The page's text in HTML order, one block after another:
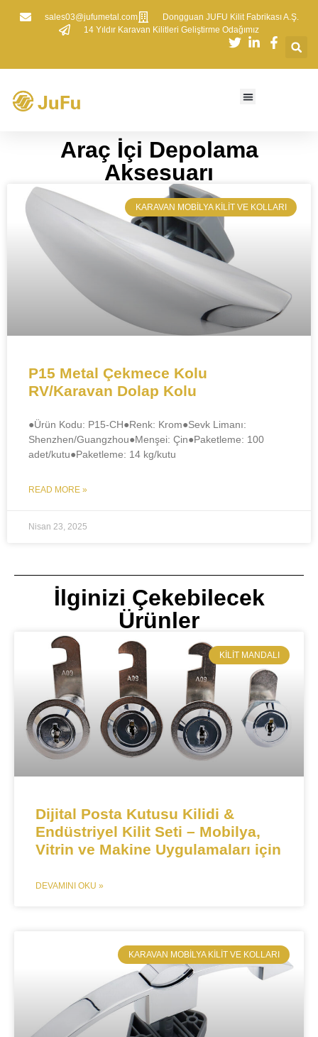
sales03@jufumetal.com
​Dongguan JUFU Kilit Fabrikası A.Ş.
​14 Yıldır Karavan Kilitleri Geliştirme Odağımız
Araç İçi Depolama
Aksesuarı​​
​KARAVAN MOBILYA KILIT VE KOLLARI
P15 Metal Çekmece Kolu
RV/Karavan Dolap Kolu
●Ürün Kodu: P15-CH●​​Renk: Krom●Sevk Limanı:
Shenzhen/Guangzhou●​Menşei: Çin●Paketleme: 100
adet/kutu●Paketleme: 14 kg/kutu
READ MORE »
Nisan 23, 2025
İlginizi Çekebilecek
Ürünler
KILIT MANDALI​
​​Dijital Posta Kutusu Kilidi &
Endüstriyel Kilit Seti – Mobilya,
Vitrin ve Makine Uygulamaları için​​
DEVAMINI OKU »
​KARAVAN MOBILYA KILIT VE KOLLARI